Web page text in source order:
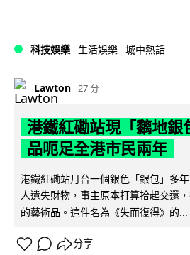
科技娛樂 生活娛樂 城中熱話
Lawton 27 分
港鐵紅磡站現「黐地銀
品呃足全港市民兩年
港鐵紅磡站月台一個銀色「銀包」多
人遺失財物，事主原本打算拾起交還
的藝術品。這件名為《失而復得》的...
分享